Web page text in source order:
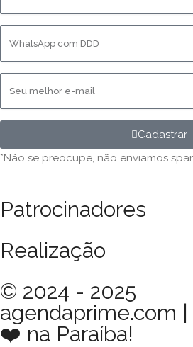
Cadastrar
*Não se preocupe, não enviamos
Patrocinadores
Realização
© 2024 - 2025
agendaprime.com
❤️ na Paraíba!